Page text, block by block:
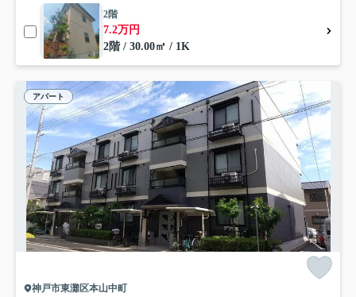
2階
7.2万円
2階 / 30.00㎡ / 1K
アパート
神戸市東灘区本山中町